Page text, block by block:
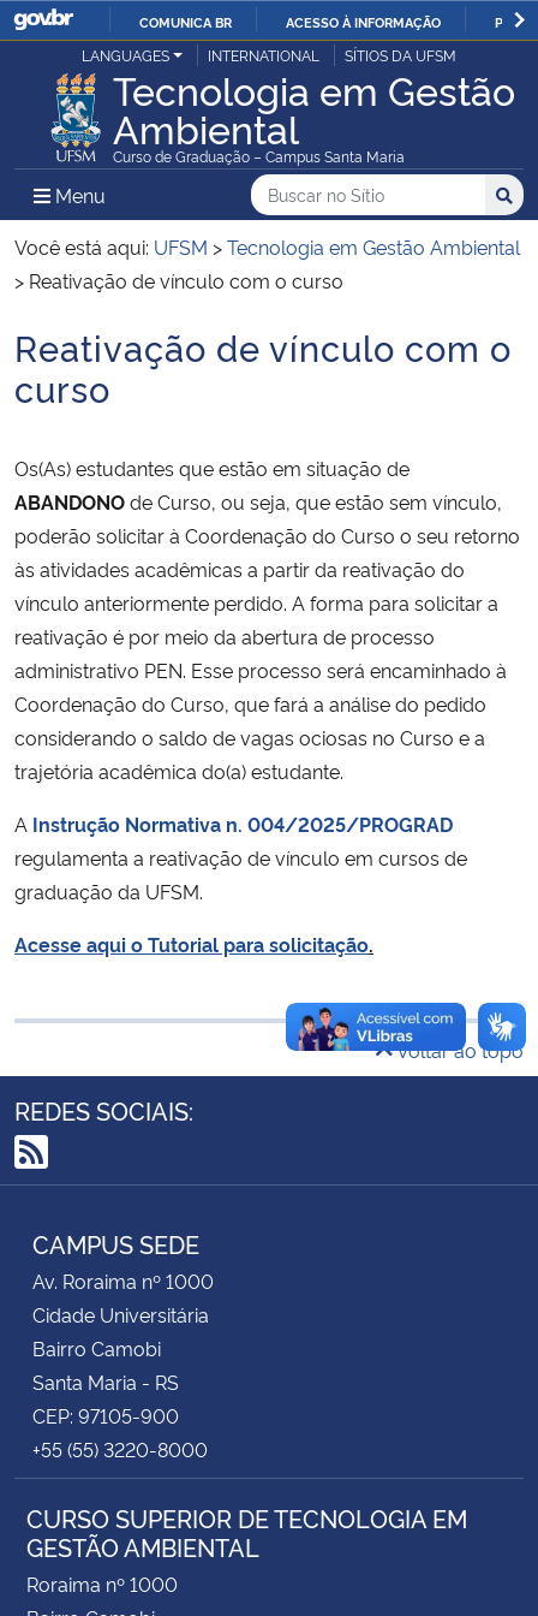
IR
PARA
O
CONTEÚDO
COMUNICA BR ACESSO À INFORMAÇÃO
Ministério da Justiça e Segurança Pública
Ministério da Defesa
Ministério das Relações Exteriores
Ministério da Infraestrutura
Ministério da Educação
Ministério da Cidadania
Ministério da Ciência, Tecnologia, Inovações e Comunicações
Ministério do Meio Ambiente
Ministério do Turismo
Ministério do Desenvolvimento Regional
Secretaria-Geral
Gabinete de Segurança Institucional
Advocacia-Geral da União
Banco Central do Brasil
Planalto
LANGUAGES INTERNATIONAL SÍTIOS DA UFSM
Tecnologia em Gestão
Ambiental
Curso de Graduação – Campus Santa Maria
Menu Menu Principal do Sítio
Busca
Buscar no no Sítio
Busca:
Você está aqui: UFSM >Tecnologia em Gestão Ambiental
> Reativação de vínculo com o curso
Início do conteúdo
Reativação de vínculo com o
curso
Os(As) estudantes que estão em situação de
ABANDONOde Curso, ou seja, que estão sem vínculo,
poderão solicitar à Coordenação do Curso o seu retorno
às atividades acadêmicas a partir da reativação do
vínculo anteriormente perdido. A forma para solicitar a
reativação é por meio da abertura de processo
administrativo PEN. Esse processo será encaminhado à
Coordenação do Curso, que fará a análise do pedido
considerando o saldo de vagas ociosas no Curso e a
trajetória acadêmica do(a) estudante.
A Instrução Normativa n. 004/2025/PROGRAD
regulamenta a reativação de vínculo em cursos de
graduação da UFSM.
Acesse aqui o Tutorial para solicitação.
Voltar ao topo
REDES SOCIAIS:
RSS
CAMPUS SEDE
Av. Roraima nº 1000
Cidade Universitária
Bairro Camobi
Santa Maria - RS
CEP: 97105-900
+55 (55) 3220-8000
CURSO SUPERIOR DE TECNOLOGIA EM
GESTÃO AMBIENTAL
Roraima nº 1000